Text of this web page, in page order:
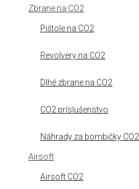
Zbrane na CO2
Pištole na CO2
Revolvery na CO2
Dlhé zbrane na CO2
CO2 príslušenstvo
Náhrady za bombičky CO2
Airsoft
Airsoft CO2